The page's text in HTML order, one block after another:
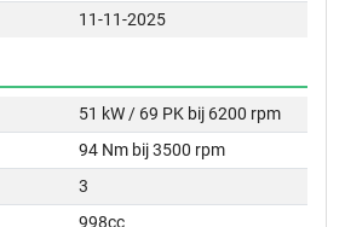
11-11-2025
51 kW / 69 PK bij 6200 rpm
94 Nm bij 3500 rpm
3
998cc